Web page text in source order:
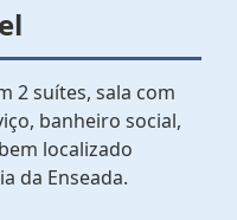
2 suítes, sala com
banheiro social,
localizado
da Enseada.